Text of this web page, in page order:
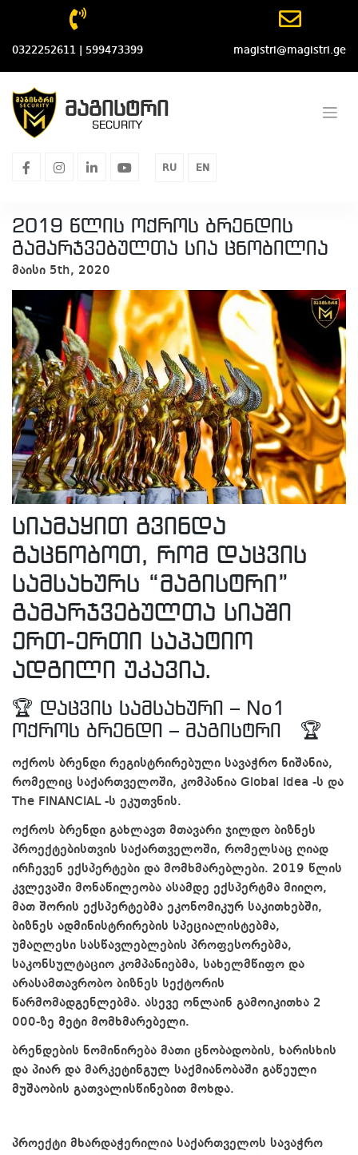
content
0322252611 | 599473399 magistri@magistri.ge
მაგისტრი
SECURITY
facebookinstagram
linkedinyoutube
RU EN
2019 წლის ოქროს ბრენდის
გამარჯვებულთა სია ცნობილია
მაისი 5th, 2020
სიამაყით გვინდა
გაცნობოთ, რომ დაცვის
სამსახურს “მაგისტრი”
გამარჯვებულთა სიაში
ერთ-ერთი საპატიო
ადგილი უკავია.
🏆 დაცვის სამსახური – No1
ოქროს ბრენდი – მაგისტრი 🏆
ოქროს ბრენდი რეგისტრირებული სავაჭრო ნიშანია,
რომელიც საქართველოში, კომპანია Global Idea -ს და
The FINANCIAL -ს ეკუთვნის.
ოქროს ბრენდი გახლავთ მთავარი ჯილდო ბიზნეს
პროექტებისთვის საქართველოში, რომელსაც ღიად
ირჩევენ ექსპერტები და მომხმარებლები. 2019 წლის
კვლევაში მონაწილეობა ასამდე ექსპერტმა მიიღო,
მათ შორის ექსპერტებმა ეკონომიკურ საკითხებში,
ბიზნეს ადმინისტრირების სპეციალისტებმა,
უმაღლესი სასწავლებლების პროფესორებმა,
საკონსულტაციო კომპანიებმა, სახელმწიფო და
არასამთავრობო ბიზნეს სექტორის
წარმომადგენლებმა. ასევე ონლაინ გამოიკითხა 2
000-ზე მეტი მომხმარებელი.
ბრენდების ნომინირება მათი ცნობადობის, ხარისხის
და პიარ და მარკეტინგულ საქმიანობაში გაწეული
მუშაობის გათვალისწინებით მოხდა.
პროექტი მხარდაჭერილია საქართველოს სავაჭრო